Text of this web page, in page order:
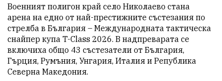
Военният полигон край село Николаево стана
арена на едно от най-престижните състезания по
стрелба в България – Международната тактическа
снайпер купа T-Class 2026. В надпреварата се
включиха общо 43 състезатели от България,
Гърция, Румъния, Унгария, Италия и Република
Северна Македония.